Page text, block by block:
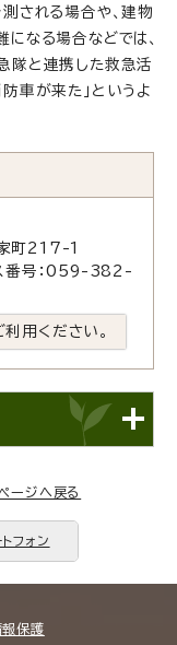
される場合や、建物
なる場合などでは、
隊と連携した救急活
車が来た」というよ
町217-1
番号：059-382-
用ください。
ージへ戻る
フォン
保護